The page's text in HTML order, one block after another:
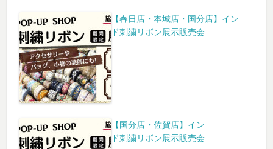
【春日店・本城店・国分店】イン
ド刺繍リボン展示販売会
【国分店・佐賀店】イン
ド刺繍リボン展示販売会